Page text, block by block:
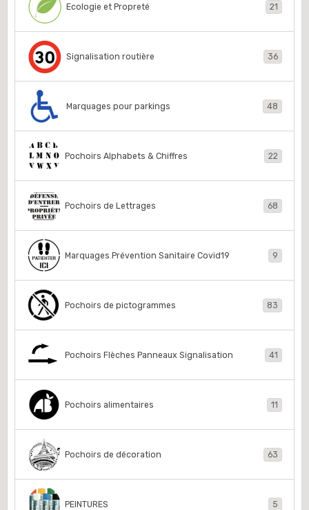
Ecologie et Propreté 21
Signalisation routière 36
Marquages pour parkings 48
Pochoirs Alphabets & Chiffres 22
Pochoirs de Lettrages 68
Marquages Prévention Sanitaire Covid19 9
Pochoirs de pictogrammes 83
Pochoirs Flèches Panneaux Signalisation 41
Pochoirs alimentaires 11
Pochoirs de décoration 63
PEINTURES 5